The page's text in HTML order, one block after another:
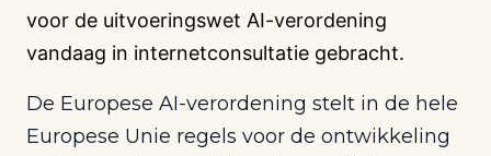
voor de uitvoeringswet AI-verordening
vandaag in internetconsultatie gebracht.
De Europese AI-verordening stelt in de hele
Europese Unie regels voor de ontwikkeling